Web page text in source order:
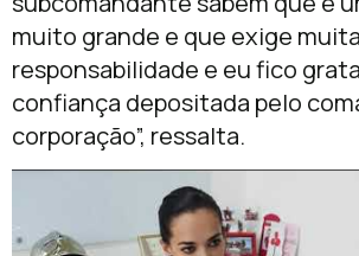
muito grande e que exige muita
responsabilidade e eu fico
confiança depositada pelo
corporação”, ressalta.